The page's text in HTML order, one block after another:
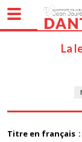
La
Titre en français